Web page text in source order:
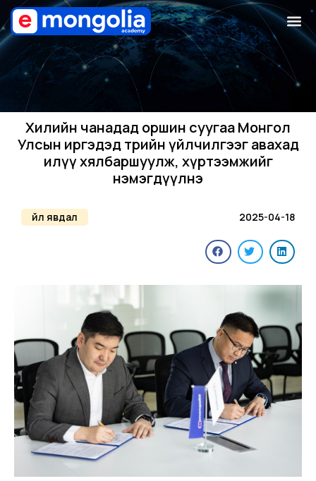
Хилийн чанадад оршин суугаа Монгол
Улсын иргэдэд төрийн үйлчилгээг авахад
илүү хялбаршуулж, хүртээмжийг
нэмэгдүүлнэ
Үйл явдал 2025-04-18